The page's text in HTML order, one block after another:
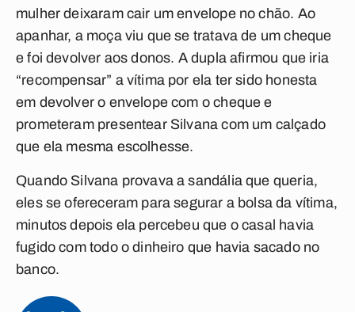
mulher deixaram cair um envelope no chão. Ao
apanhar, a moça viu que se tratava de um cheque
e foi devolver aos donos. A dupla afirmou que iria
“recompensar” a vítima por ela ter sido honesta
em devolver o envelope com o cheque e
prometeram presentear Silvana com um calçado
que ela mesma escolhesse.
Quando Silvana provava a sandália que queria,
eles se ofereceram para segurar a bolsa da vítima,
minutos depois ela percebeu que o casal havia
fugido com todo o dinheiro que havia sacado no
banco.